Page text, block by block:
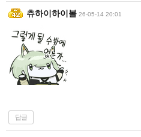
츄하이하이볼 26-05-14 20:01
답글